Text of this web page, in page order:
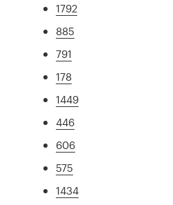
1792
885
791
178
1449
446
606
575
1434